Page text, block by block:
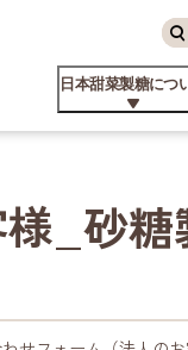
サ
イ
ト
内
索
検
日本甜菜製糖につ
_砂糖